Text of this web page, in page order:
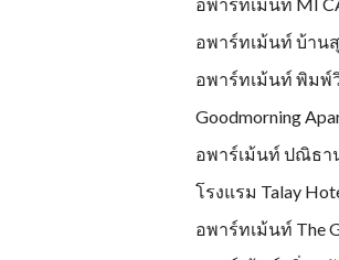
อพาร์ทเม้นท์ บ้าน
อพาร์ทเม้นท์ พิมพ์
Goodmorning
อพาร์เม้นท์ ปณิธา
โรงแรม Talay
อพาร์ทเม้นท์ The